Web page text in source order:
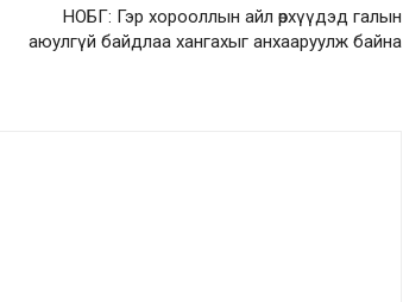
НОБГ: Гэр хорооллын айл өрхүүдэд галын
аюулгүй байдлаа хангахыг анхааруулж байна